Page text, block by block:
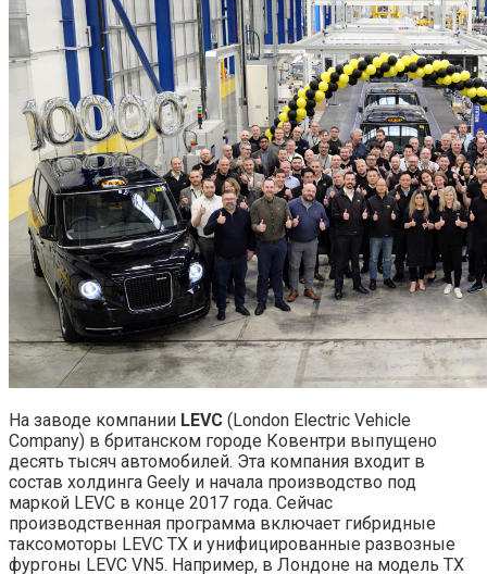
На заводе компании LEVC (London Electric Vehicle
Company) в британском городе Ковентри выпущено
десять тысяч автомобилей. Эта компания входит в
состав холдинга Geely и начала производство под
маркой LEVC в конце 2017 года. Сейчас
производственная программа включает гибридные
таксомоторы LEVC TX и унифицированные развозные
фургоны LEVC VN5. Например, в Лондоне на модель TX